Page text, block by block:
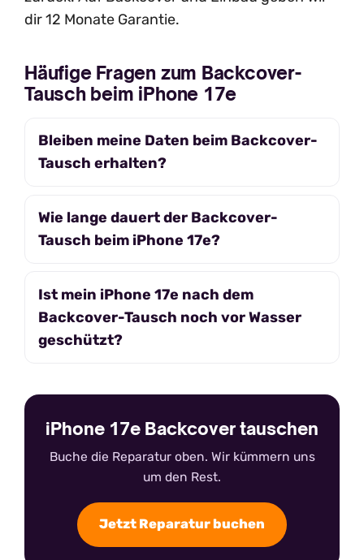
dir 12 Monate Garantie.
Häufige Fragen zum Backcover-
Tausch beim iPhone 17e
Bleiben meine Daten beim Backcover-
Tausch erhalten?
Wie lange dauert der Backcover-
Tausch beim iPhone 17e?
Ist mein iPhone 17e nach dem
Backcover-Tausch noch vor Wasser
geschützt?
iPhone 17e Backcover tauschen
Buche die Reparatur oben. Wir kümmern uns
um den Rest.
Jetzt Reparatur buchen